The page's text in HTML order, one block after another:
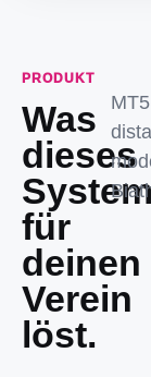
PRODUKT
Was
dieses
für
deinen
Verein
löst.